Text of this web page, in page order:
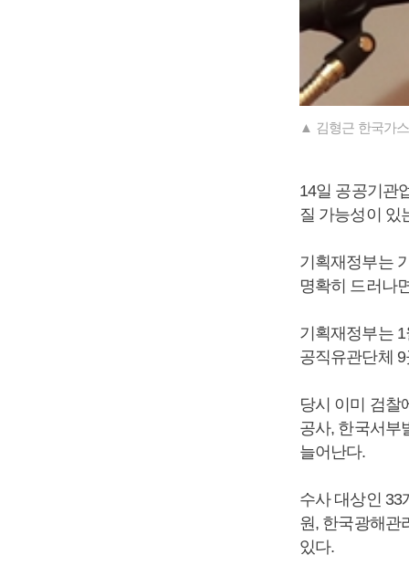
▲ 김형근 한국가
14일 공공기관
질 가능성이 있
기획재정부는
명확히 드러나
기획재정부는
공직유관단체
당시 이미 검찰
공사, 한국서부
늘어난다.
수사 대상인 33
원, 한국광해관
있다.